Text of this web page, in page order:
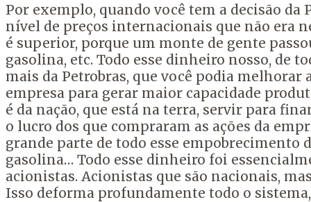
Por exemplo, quando você tem a decisão da
nível de preços internacionais que não era
é superior, porque um monte de gente
gasolina, etc. Todo esse dinheiro nosso, de
mais da Petrobras, que você podia
empresa para gerar maior capacidade
é da nação, que está na terra, servir para
o lucro dos que compraram as ações da
grande parte de todo esse empobrecimento
gasolina… Todo esse dinheiro foi
acionistas. Acionistas que são nacionais,
Isso deforma profundamente todo o